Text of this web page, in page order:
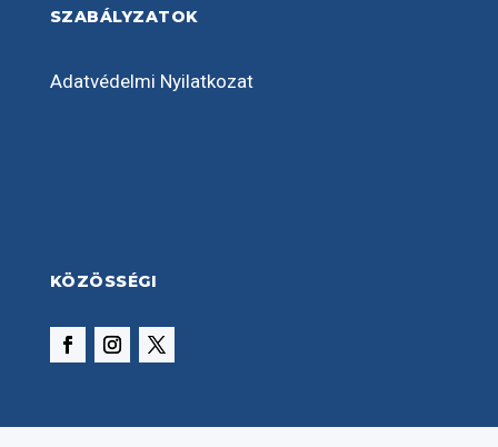
SZABÁLYZATOK
Adatvédelmi Nyilatkozat
KÖZÖSSÉGI